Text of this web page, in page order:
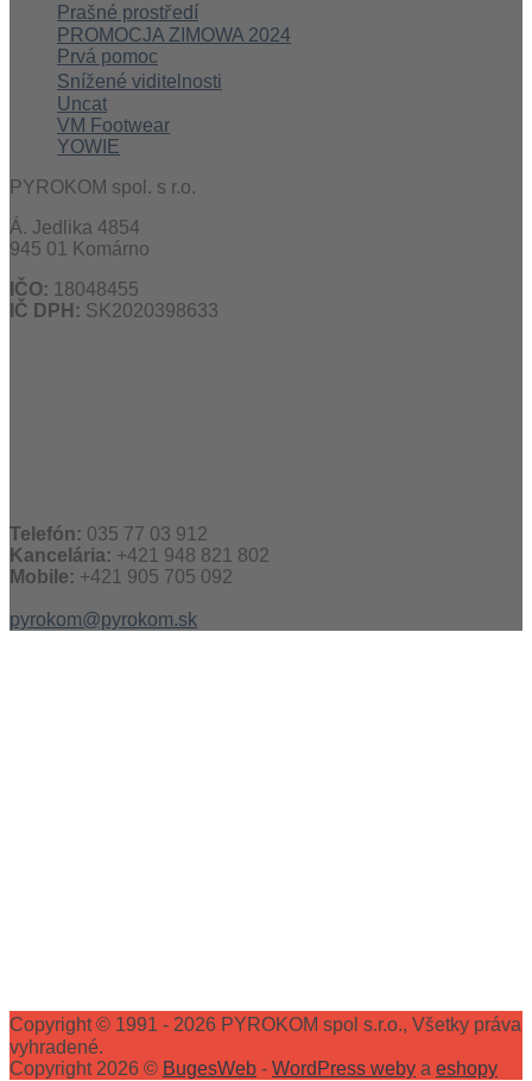
Prašné prostředí
PROMOCJA ZIMOWA 2024
Prvá pomoc
Snížené viditelnosti
Uncat
VM Footwear
YOWIE
PYROKOM spol. s r.o.
Á. Jedlika 4854
945 01 Komárno
IČO: 18048455
IČ DPH: SK2020398633
Telefón: 035 77 03 912
Kancelária: +421 948 821 802
Mobile: +421 905 705 092
pyrokom@pyrokom.sk
Copyright © 1991 - 2026 PYROKOM spol s.r.o., Všetky práva
vyhradené.
Copyright 2026 © BugesWeb - WordPress weby a eshopy